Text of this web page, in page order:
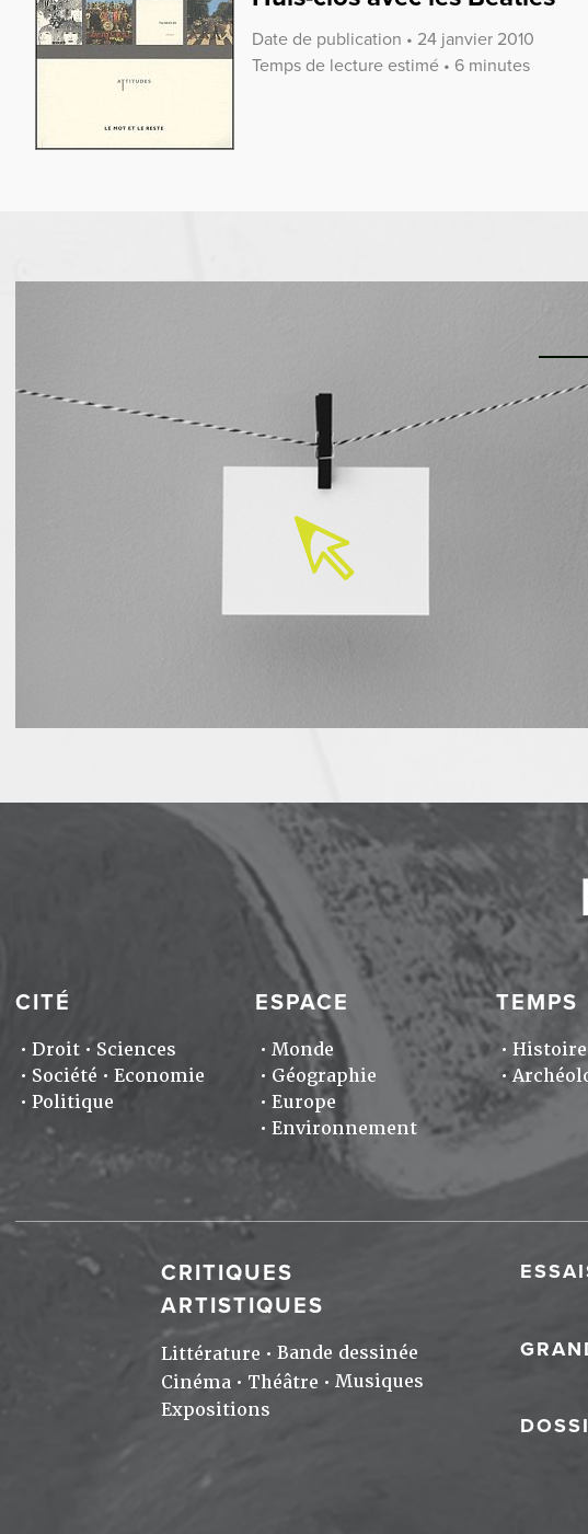
Date de publication • 24 janvier 2010
Temps de lecture estimé • 6 minutes
CITÉ
Droit
Sciences
Société
Economie
Politique
ESPACE
Monde
Géographie
Europe
Environnement
TEMPS
Histoire
CRITIQUES
ARTISTIQUES
Littérature
Bande dessinée
Cinéma
Théâtre
Musiques
Expositions